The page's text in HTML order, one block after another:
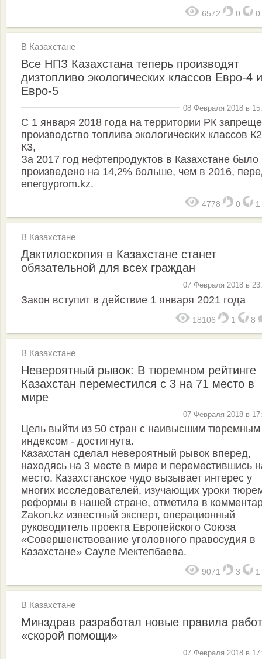
6572 0 0
В Казахстане
Все НПЗ Казахстана теперь производят
дизтопливо экологических классов Евро-4 и
Евро-5
08 Февраля 2018 в
С 1 января 2018 года на территории РК
производство топлива экологических классов
К3,
За 2017 год нефтепродуктов в Казахстане было
произведено на 14,2% больше, чем в 2016,
energyprom.kz.
4778 0 1
В Казахстане
Дактилоскопия в Казахстане станет
обязательной для всех граждан
07 Февраля 2018 в
Закон вступит в действие 1 января 2021 года
18106 1 8
В Казахстане
Невероятный рывок: В тюремном рейтинге
Казахстан переместился с 3 на 71 место в
мире
07 Февраля 2018 в
Цель выйти из 50 стран с наивысшим тюремным
индексом - достигнута.
Казахстан сделал невероятный рывок вперед,
находясь на 3 месте в мире и переместившись
место. Казахстанское чудо вызывает интерес у
многих исследователей, изучающих уроки
реформы в нашей стране, отметила в
Zakon.kz известный эксперт, операционный
руководитель проекта Европейского Союза
«Совершенствование уголовного правосудия в
Казахстане» Сауле Мектепбаева.
9071 3 1
В Казахстане
Минздрав разработал новые правила
«скорой помощи»
07 Февраля 2018 в